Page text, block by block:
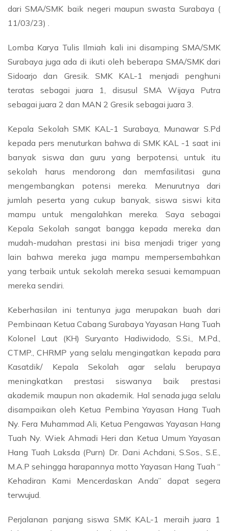
dari SMA/SMK baik negeri maupun swasta Surabaya (
11/03/23) .
Lomba Karya Tulis Ilmiah kali ini disamping SMA/SMK
Surabaya juga ada di ikuti oleh beberapa SMA/SMK dari
Sidoarjo dan Gresik. SMK KAL-1 menjadi penghuni
teratas sebagai juara 1, disusul SMA Wijaya Putra
sebagai juara 2 dan MAN 2 Gresik sebagai juara 3.
Kepala Sekolah SMK KAL-1 Surabaya, Munawar S.Pd
kepada pers menuturkan bahwa di SMK KAL -1 saat ini
banyak siswa dan guru yang berpotensi, untuk itu
sekolah harus mendorong dan memfasilitasi guna
mengembangkan potensi mereka. Menurutnya dari
jumlah peserta yang cukup banyak, siswa siswi kita
mampu untuk mengalahkan mereka. Saya sebagai
Kepala Sekolah sangat bangga kepada mereka dan
mudah-mudahan prestasi ini bisa menjadi triger yang
lain bahwa mereka juga mampu mempersembahkan
yang terbaik untuk sekolah mereka sesuai kemampuan
mereka sendiri.
Keberhasilan ini tentunya juga merupakan buah dari
Pembinaan Ketua Cabang Surabaya Yayasan Hang Tuah
Kolonel Laut (KH) Suryanto Hadiwidodo, S.Si., M.Pd.,
CTMP., CHRMP yang selalu mengingatkan kepada para
Kasatdik/ Kepala Sekolah agar selalu berupaya
meningkatkan prestasi siswanya baik prestasi
akademik maupun non akademik. Hal senada juga selalu
disampaikan oleh Ketua Pembina Yayasan Hang Tuah
Ny. Fera Muhammad Ali, Ketua Pengawas Yayasan Hang
Tuah Ny. Wiek Ahmadi Heri dan Ketua Umum Yayasan
Hang Tuah Laksda (Purn) Dr. Dani Achdani, S.Sos., S.E.,
M.A.P sehingga harapannya motto Yayasan Hang Tuah “
Kehadiran Kami Mencerdaskan Anda” dapat segera
terwujud.
Perjalanan panjang siswa SMK KAL-1 meraih juara 1